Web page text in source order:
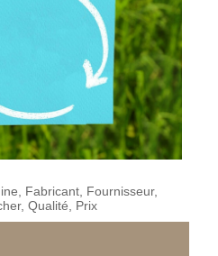
Fabricant, Fournisseur,
Qualité, Prix